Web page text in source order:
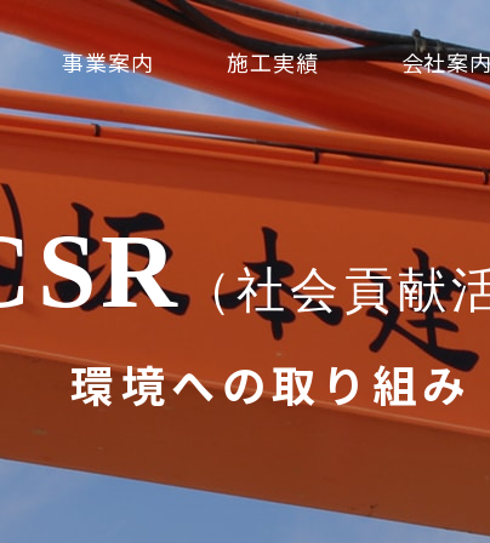
事業案内 施工実績 会社案
環境への取り組み